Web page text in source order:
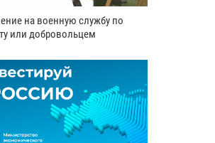
на военную службу по
или добровольцем